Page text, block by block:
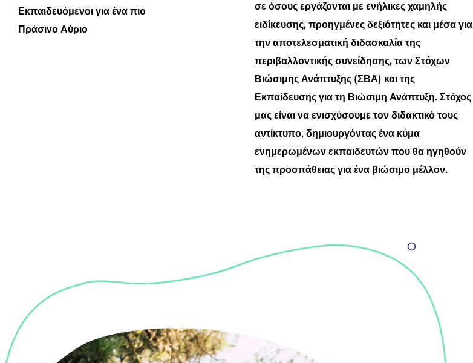
Εκπαιδευόμενοι για ένα πιο
Πράσινο Αύριο
σε όσους εργάζονται με ενήλικες χαμηλής
ειδίκευσης, προηγμένες δεξιότητες και μέσα για
την αποτελεσματική διδασκαλία της
περιβαλλοντικής συνείδησης, των Στόχων
Βιώσιμης Ανάπτυξης (ΣΒΑ) και της
Εκπαίδευσης για τη Βιώσιμη Ανάπτυξη. Στόχος
μας είναι να ενισχύσουμε τον διδακτικό τους
αντίκτυπο, δημιουργόντας ένα κύμα
ενημερωμένων εκπαιδευτών που θα ηγηθούν
της προσπάθειας για ένα βιώσιμο μέλλον.